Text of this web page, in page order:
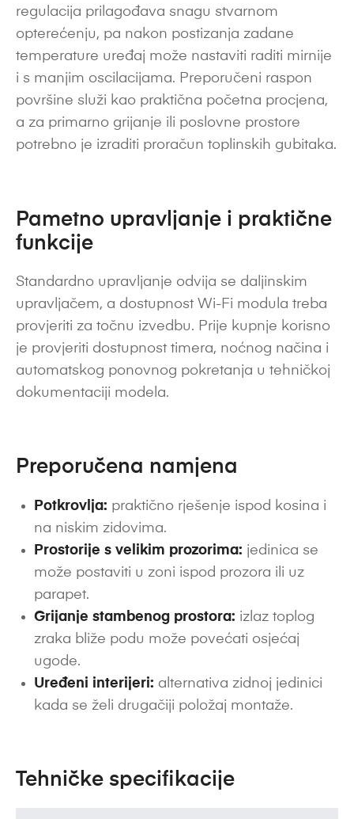
regulacija prilagođava snagu stvarnom
opterećenju, pa nakon postizanja zadane
temperature uređaj može nastaviti raditi mirnije
i s manjim oscilacijama. Preporučeni raspon
površine služi kao praktična početna procjena,
a za primarno grijanje ili poslovne prostore
potrebno je izraditi proračun toplinskih gubitaka.
Pametno upravljanje i praktične
funkcije
Standardno upravljanje odvija se daljinskim
upravljačem, a dostupnost Wi-Fi modula treba
provjeriti za točnu izvedbu. Prije kupnje korisno
je provjeriti dostupnost timera, noćnog načina i
automatskog ponovnog pokretanja u tehničkoj
dokumentaciji modela.
Preporučena namjena
Potkrovlja: praktično rješenje ispod kosina i
na niskim zidovima.
Prostorije s velikim prozorima: jedinica se
može postaviti u zoni ispod prozora ili uz
parapet.
Grijanje stambenog prostora: izlaz toplog
zraka bliže podu može povećati osjećaj
ugode.
Uređeni interijeri: alternativa zidnoj jedinici
kada se želi drugačiji položaj montaže.
Tehničke specifikacije